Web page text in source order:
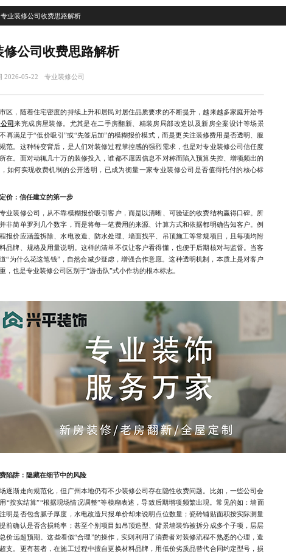
专业装修公司收费思路解析
修公司收费思路解析
2026-05-22 专业装修公司
，随着住宅密度的持续上升和居民对居住品质要求的不断提升，越来越多家庭开始寻
司来完成房屋装修。尤其是在二手房翻新、精装房局部改造以及新房全案设计等场景
再满足于“低价吸引”或“先签后加”的模糊报价模式，而是更关注装修费用是否透明、服
范。这种转变背后，是人们对装修过程掌控感的强烈需求，也是对专业装修公司信任度
在。面对动辄几十万的装修投入，谁都不愿因信息不对称而陷入预算失控、增项频出的
如何实现收费机制的公开透明，已成为衡量一家专业装修公司是否值得托付的核心标
价：信任建立的第一步
装修公司，从不靠模糊报价吸引客户，而是以清晰、可验证的收费结构赢得口碑。所
非简单罗列几个数字，而是将每一笔费用的来源、计算方式和依据都明确告知客户。例
报价应涵盖拆除、水电改造、防水处理、墙面找平、吊顶施工等常规项目，且每项均附
品牌、规格及用量说明。这样的清单不仅让客户看得懂，也便于后期核对与监督。当客
“为什么花这笔钱”，自然会减少疑虑，增强合作意愿。这种透明机制，本质上是对客户
，也是专业装修公司区别于“游击队”式小作坊的根本标志。
陷阱：隐藏在细节中的风险
渐走向规范化，但广州本地仍有不少装修公司存在隐性收费问题。比如，一些公司会
“按实结算”“根据现场情况调整”等模糊表述，导致后期增项频繁出现。常见的如：墙面
明是否包含腻子厚度，水电改造只报单价却未说明点位数量；瓷砖铺贴面积按实际测量
前确认是否含损耗率；甚至个别项目如吊顶造型、背景墙装饰被拆分成多个子项，层层
价远超预期。这些看似“合理”的操作，实则利用了消费者对装修流程不熟悉的心理，造
支。更有甚者，在施工过程中擅自更换材料品牌，用低价劣质品替代合同约定型号，损